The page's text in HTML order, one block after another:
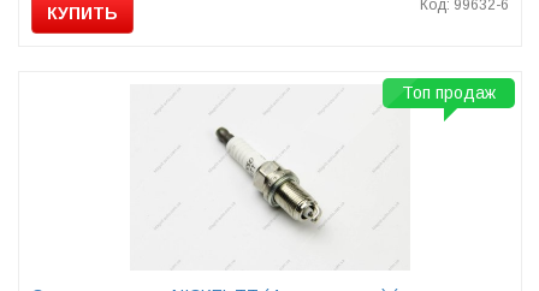
КУПИТЬ Код: 99632-6
Топ продаж